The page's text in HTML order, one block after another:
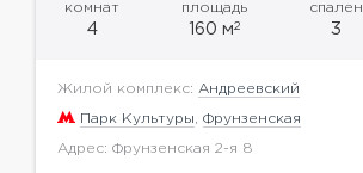
комнат
4
площадь
160 м2
спален
3
Жилой комплекс: Андреевский
Парк Культуры, Фрунзенская
Адрес: Фрунзенская 2-я 8